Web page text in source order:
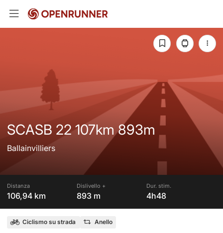
SCASB 22 107km 893m
Ballainvilliers
Distanza
106,94 km
Dislivello +
893 m
Dur. stim.
4h48
Ciclismo su strada Anello